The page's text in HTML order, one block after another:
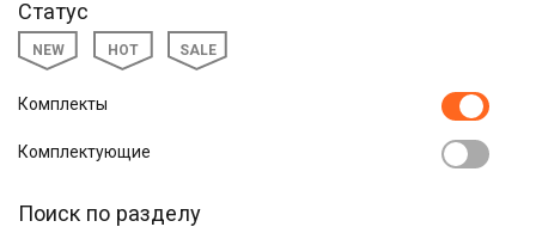
Статус
NEW HOT SALE
Комплекты
Комплектующие
Поиск по разделу